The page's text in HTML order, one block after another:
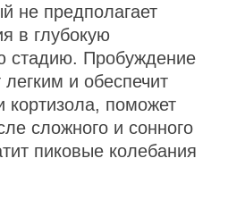
не предполагает
в глубокую
стадию. Пробуждение
легким и обеспечит
кортизола, поможет
сложного и сонного
пиковые колебания